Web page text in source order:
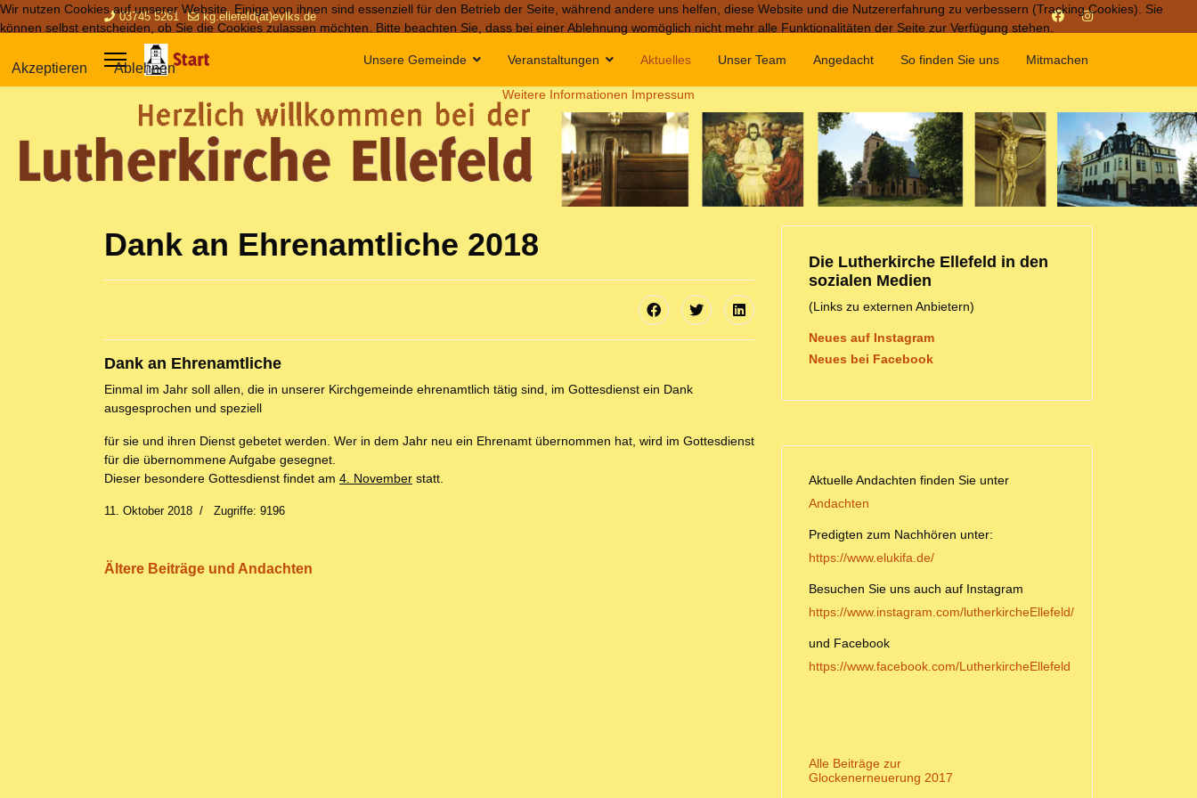
03745 5261 kg.ellefeld(at)evlks.de
Unsere Gemeinde Veranstaltungen Aktuelles Unser Team Angedacht So finden Sie uns Mitmachen
Dank an Ehrenamtliche 2018
Dank an Ehrenamtliche
Einmal im Jahr soll allen, die in unserer Kirchgemeinde ehrenamtlich tätig sind, im Gottesdienst ein Dank
ausgesprochen und speziell
für sie und ihren Dienst gebetet werden. Wer in dem Jahr neu ein Ehrenamt übernommen hat, wird im Gottesdienst
für die übernommene Aufgabe gesegnet.
Dieser besondere Gottesdienst findet am 4. November statt.
11. Oktober 2018 Zugriffe: 9196
Ältere Beiträge und Andachten
Die Lutherkirche Ellefeld in den
sozialen Medien
(Links zu externen Anbietern)
Neues auf Instagram
Neues bei Facebook
Aktuelle Andachten finden Sie unter
Andachten
Predigten zum Nachhören unter:
https://www.elukifa.de/
Besuchen Sie uns auch auf Instagram
https://www.instagram.com/lutherkircheEllefeld/
und Facebook
https://www.facebook.com/LutherkircheEllefeld
Alle Beiträge zur
Glockenerneuerung 2017
Wir nutzen Cookies auf unserer Website. Einige von ihnen sind essenziell für den Betrieb der Seite, während andere uns helfen, diese Website und die Nutzererfahrung zu verbessern (Tracking Cookies). Sie
können selbst entscheiden, ob Sie die Cookies zulassen möchten. Bitte beachten Sie, dass bei einer Ablehnung womöglich nicht mehr alle Funktionalitäten der Seite zur Verfügung stehen.
Akzeptieren Ablehnen
Weitere Informationen Impressum